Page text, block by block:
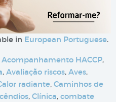
in European Portuguese.
Acompanhamento HACCP,
, Avaliação riscos, Aves,
radiante, Caminhos de
, Clínica, combate